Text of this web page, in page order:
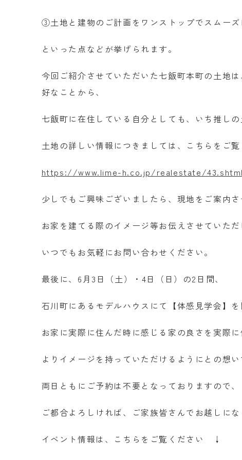
③土地と建物のご計画をワンストップでスムーズ
といった点などが挙げられます。
今回ご紹介させていただいた七飯町本町の土地
好なことから、
七飯町に在住している自分としても、いち推しの
土地の詳しい情報につきましては、こちらをご
https://www.lime-h.co.jp/realestate/43.shtml
少しでもご興味ございましたら、現地をご案内さ
お家を建てる際のイメージ等お伝えさせていた
いつでもお気軽にお問い合わせください。
最後に、6月3日（土）・4日（日）の2日間、
石川町にあるモデルハウスにて【体感見学会】を
お家に実際に住んだ時に感じる家の良さを実際に
よりイメージを持っていただけるようにとの想い
両日ともにご予約は不要となっておりますので、
ご都合よろしければ、ご家族皆さんでお越しに
イベント情報は、こちらをご覧ください ↓